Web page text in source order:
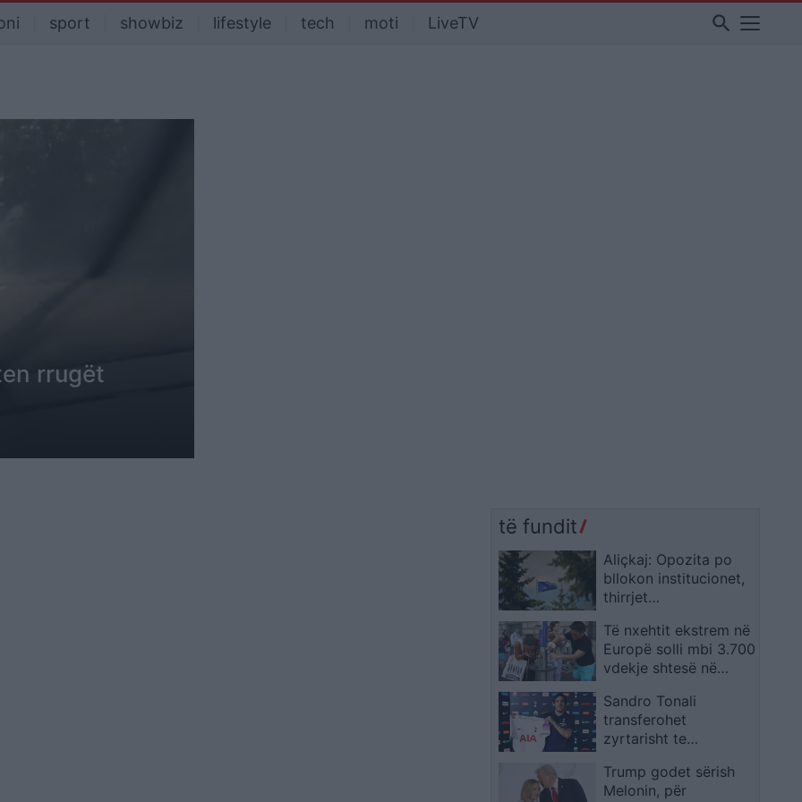
sport showbiz lifestyle tech moti LiveTV search
rrugët
të fundit
Aliçkaj: Opozita po
bllokon institucionet,
thirrjet
kërkojnë stabilitet
Të nxehtit ekstrem në
Europë solli mbi 3.700
vdekje shtesë në
Holandë
Sandro Tonali
transferohet
zyrtarisht te
Trump godet sërish
Melonin, për